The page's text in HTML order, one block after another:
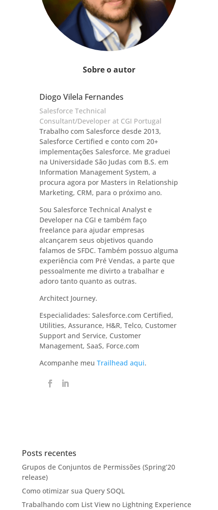
Sobre o autor
Diogo Vilela Fernandes
Salesforce Technical
Consultant/Developer at CGI Portugal
Trabalho com Salesforce desde 2013,
Salesforce Certified e conto com 20+
implementações Salesforce. Me graduei
na Universidade São Judas com B.S. em
Information Management System, a
procura agora por Masters in Relationship
Marketing, CRM, para o próximo ano.
Sou Salesforce Technical Analyst e
Developer na CGI e também faço
freelance para ajudar empresas
alcançarem seus objetivos quando
falamos de SFDC. Também possuo alguma
experiência com Pré Vendas, a parte que
pessoalmente me divirto a trabalhar e
adoro tanto quanto as outras.
Architect Journey.
Especialidades: Salesforce.com Certified,
Utilities, Assurance, H&R, Telco, Customer
Support and Service, Customer
Management, SaaS, Force.com
Acompanhe meu Trailhead aqui.
Posts recentes
Grupos de Conjuntos de Permissões (Spring’20
release)
Como otimizar sua Query SOQL
Trabalhando com List View no Lightning Experience